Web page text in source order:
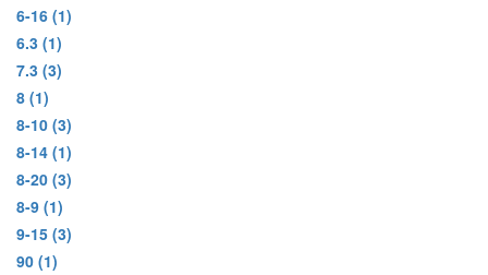
6-16 (1)
6.3 (1)
7.3 (3)
8 (1)
8-10 (3)
8-14 (1)
8-20 (3)
8-9 (1)
9-15 (3)
90 (1)